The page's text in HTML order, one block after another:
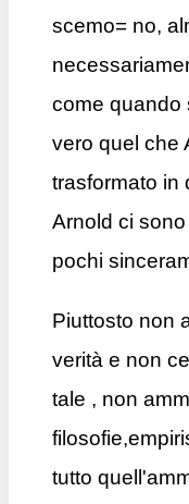
scemo= no,
come quando
vero quel che
trasformato in
Arnold ci
pochi
Piuttosto non
verità e non
tale , non
tutto